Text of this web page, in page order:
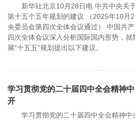
新华社北京10月28日电 中共中央关
第十五个五年规划的建议 （2025年10月
央委员会第四次全体会议通过） 中国共
四次全体会议深入分析国际国内形势，
展“十五五”规划提出以下建议。
学习贯彻党的二十届四中全会精神
开
学习贯彻党的二十届四中全会精神中